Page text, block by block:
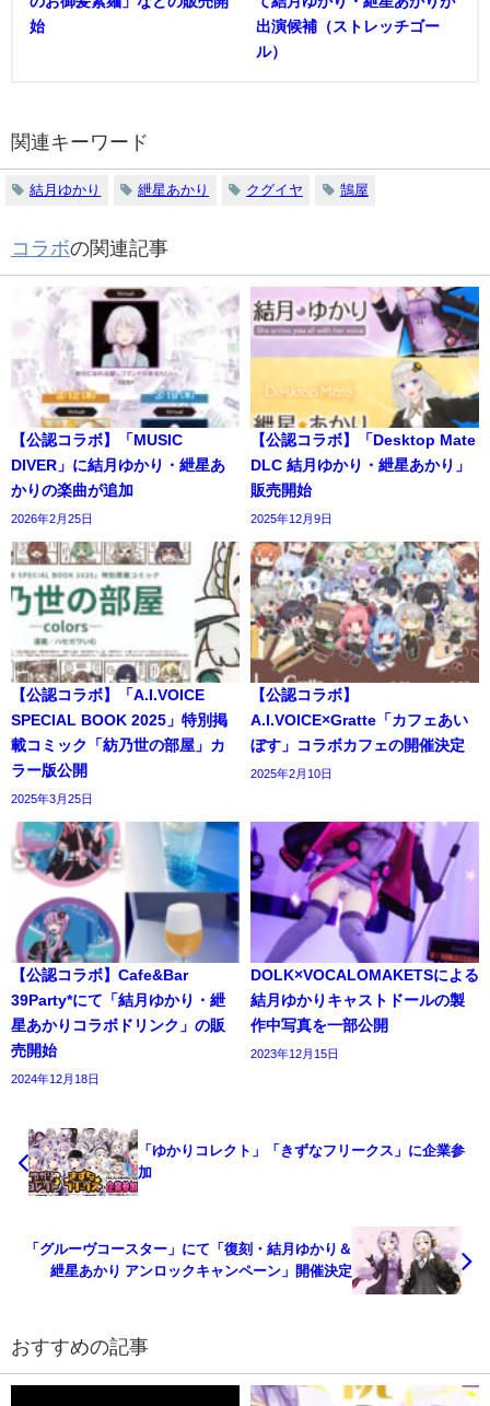
始
出演候補（ストレッチゴー
ル）
関連キーワード
結月ゆかり 紲星あかり クグイヤ 鵠屋
コラボの関連記事
【公認コラボ】「MUSIC
DIVER」に結月ゆかり・紲星あ
かりの楽曲が追加
2026年2月25日
【公認コラボ】「Desktop Mate
DLC 結月ゆかり・紲星あかり」
販売開始
2025年12月9日
【公認コラボ】「A.I.VOICE
SPECIAL BOOK 2025」特別掲
載コミック「紡乃世の部屋」カ
ラー版公開
2025年3月25日
【公認コラボ】
A.I.VOICE×Gratte「カフェあい
ぼす」コラボカフェの開催決定
2025年2月10日
【公認コラボ】Cafe&Bar
39Party*にて「結月ゆかり・紲
星あかりコラボドリンク」の販
売開始
2024年12月18日
DOLK×VOCALOMAKETSによる
結月ゆかりキャストドールの製
作中写真を一部公開
2023年12月15日
「ゆかりコレクト」「きずなフリークス」に企業参
加
「グルーヴコースター」にて「復刻・結月ゆかり＆
紲星あかり アンロックキャンペーン」開催決定
おすすめの記事